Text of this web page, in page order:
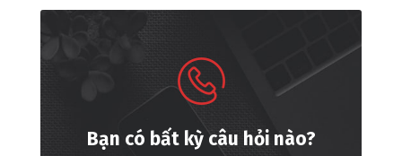
Bạn có bất kỳ câu hỏi nào?